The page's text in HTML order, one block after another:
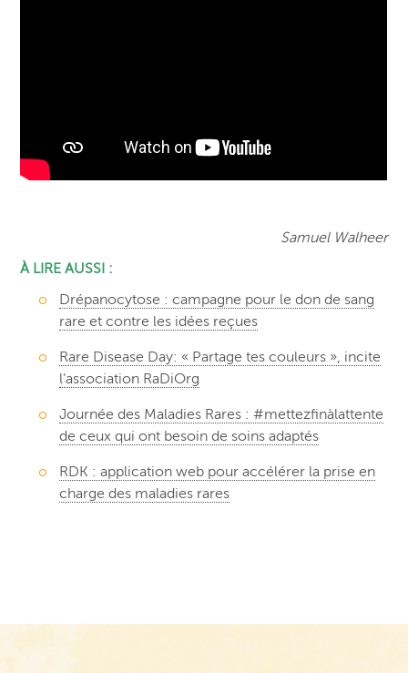
Samuel Walheer
À LIRE AUSSI :
Drépanocytose : campagne pour le don de sang
rare et contre les idées reçues
Rare Disease Day: « Partage tes couleurs », incite
l’association RaDiOrg
Journée des Maladies Rares : #mettezfinàlattente
de ceux qui ont besoin de soins adaptés
RDK : application web pour accélérer la prise en
charge des maladies rares